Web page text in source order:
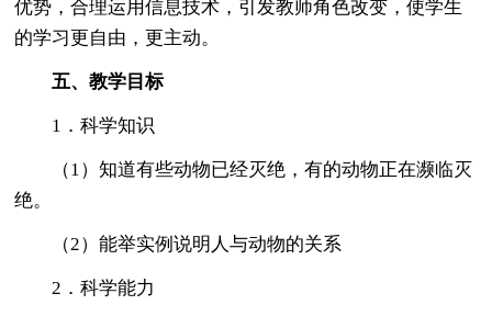
优势，合理运用信息技术，引发教师角色改变，使学生
的学习更自由，更主动。
五、教学目标
1．科学知识
（1）知道有些动物已经灭绝，有的动物正在濒临灭
绝。
（2）能举实例说明人与动物的关系
2．科学能力